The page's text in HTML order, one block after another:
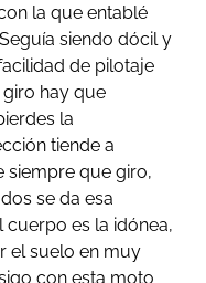
la que entablé
siendo dócil y
de pilotaje
giro hay que
la
tiende a
siempre que giro,
se da esa
cuerpo es la idónea,
el suelo en muy
con esta moto